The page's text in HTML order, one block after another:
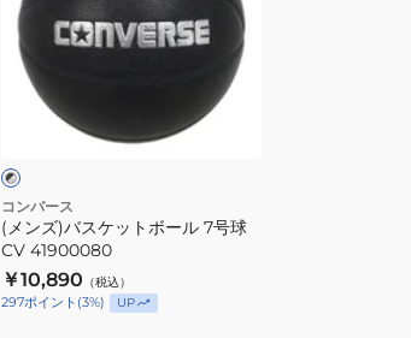
ス
ー
ル
7
号
球
コンバース
(メンズ)バスケットボール 7号球
CV 41900080
￥10,890 （税込）
297ポイント (3%) UP